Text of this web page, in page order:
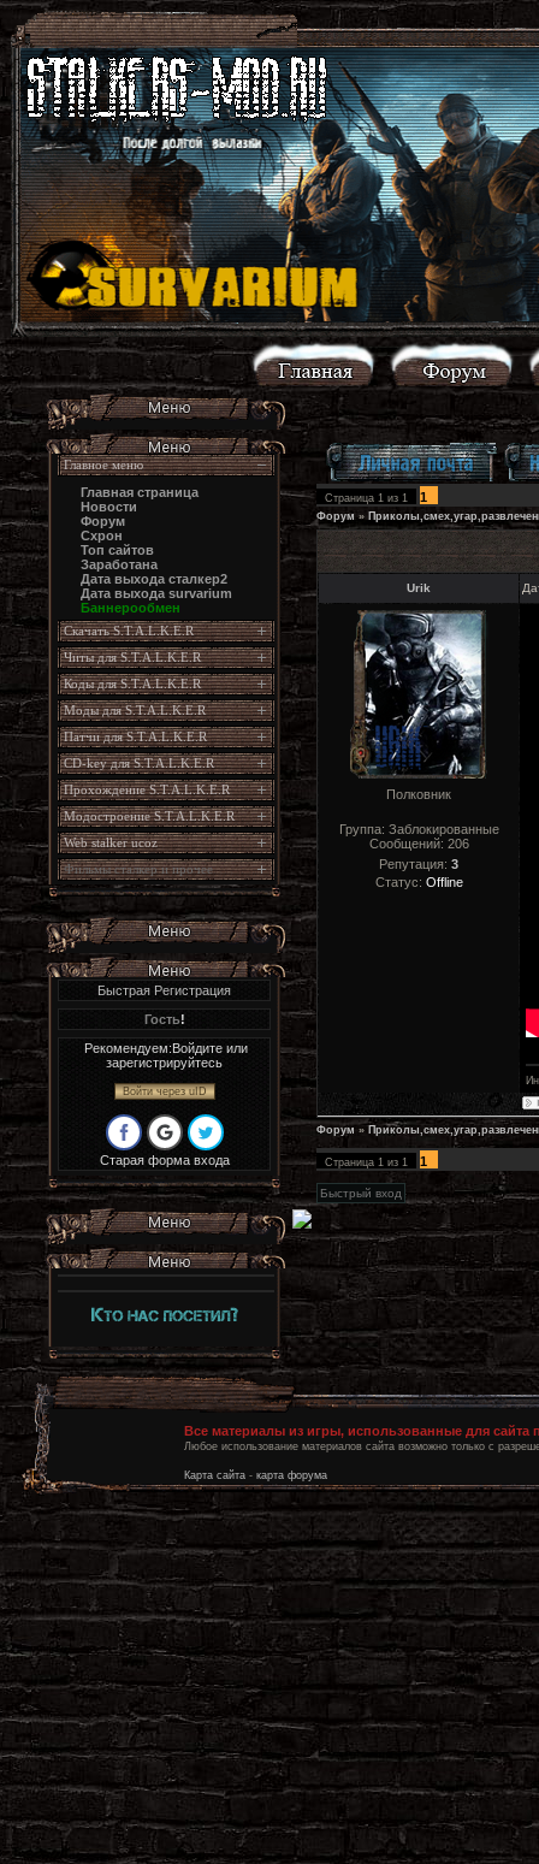
Главное меню
Главная страница
Новости
Форум
Схрон
Топ сайтов
Заработана
Дата выхода сталкер2
Дата выхода survarium
Баннерообмен
Скачать S.T.A.L.K.E.R
Читы для S.T.A.L.K.E.R
Коды для S.T.A.L.K.E.R
Моды для S.T.A.L.K.E.R
Патчи для S.T.A.L.K.E.R
CD-key для S.T.A.L.K.E.R
Прохождение S.T.A.L.K.E.R
Модостроение S.T.A.L.K.E.R
Web stalker ucoz
Фильмы сталкер и прочее
Быстрая Регистрация
Гость!
Рекомендуем:Войдите или
зарегистрируйтесь
Войти через uID
Старая форма входа
Страница 1 из 1 1
Форум »
Urik
Полковник
Группа: Заблокированные
Сообщений: 206
Репутация: 3
Статус: Offline
Форум »
Страница 1 из 1 1
Все материалы из игры, использованные для сайта
Любое использование материалов сайта возможно только с
Карта сайта - карта форума